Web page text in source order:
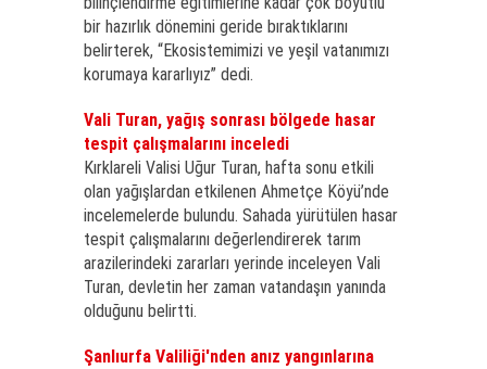
bir hazırlık dönemini geride bıraktıklarını
belirterek, “Ekosistemimizi ve yeşil vatanımızı
korumaya kararlıyız” dedi.
Vali Turan, yağış sonrası bölgede hasar
tespit çalışmalarını inceledi
Kırklareli Valisi Uğur Turan, hafta sonu etkili
olan yağışlardan etkilenen Ahmetçe Köyü’nde
incelemelerde bulundu. Sahada yürütülen hasar
tespit çalışmalarını değerlendirerek tarım
arazilerindeki zararları yerinde inceleyen Vali
Turan, devletin her zaman vatandaşın yanında
olduğunu belirtti.
Şanlıurfa Valiliği'nden anız yangınlarına